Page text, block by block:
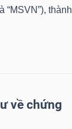
“MSVN”), thành
về chứng